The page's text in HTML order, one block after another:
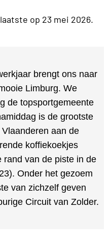
op 23 mei 2026.
brengt ons naar
Limburg. We
de topsportgemeente
is de grootste
aan de
koffiekoekjes
rand van de piste in de
Onder het gezoem
van zichzelf geven
Circuit van Zolder.